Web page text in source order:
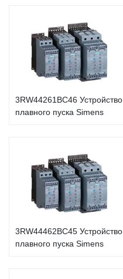
3RW44261BC46 Устройство
плавного пуска Simens
3RW44462BC45 Устройство
плавного пуска Simens